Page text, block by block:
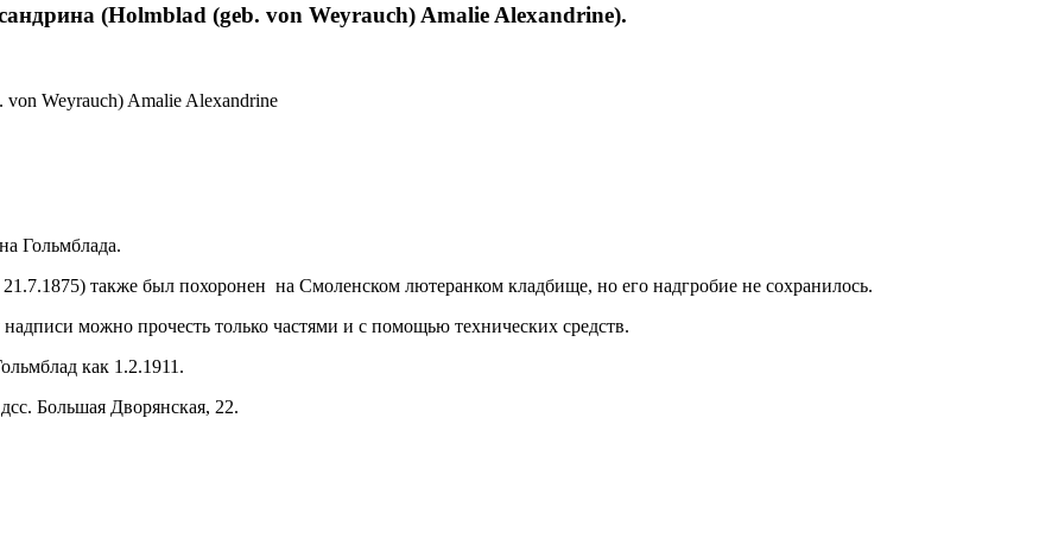
(Holmblad (geb. von Weyrauch) Amalie Alexandrine).
Weyrauch) Amalie Alexandrine
Гольмблада.
также был похоронен на Смоленском лютеранком кладбище, но его надгробие не сохранилось.
можно прочесть только частями и с помощью технических средств.
как 1.2.1911.
Большая Дворянская, 22.